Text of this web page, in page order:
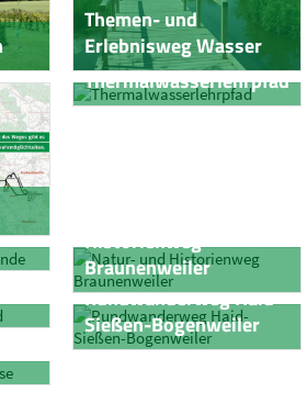
Themen- und
Erlebnisweg Wasser
Thermalwasserlehrpfad
Historienweg
Braunenweiler
Rundwanderweg Haid-
Sießen-Bogenweiler